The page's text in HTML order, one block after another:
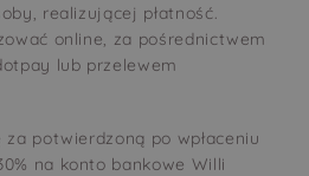
realizującej płatność.
online, za pośrednictwem
lub przelewem
potwierdzoną po wpłaceniu
na konto bankowe Willi